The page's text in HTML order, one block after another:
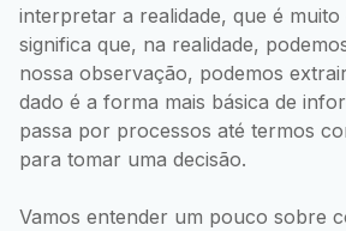
interpretar a realidade, que é
significa que, na realidade,
nossa observação, podemos
dado é a forma mais básica de
passa por processos até termos
para tomar uma decisão.
Vamos entender um pouco sobre